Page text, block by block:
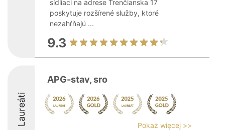
sídliaci na adrese Trenčianska 17
poskytuje rozšírené služby, ktoré
nezahŕňajú ...
9.3
Laureáti
APG-stav, sro
Pokaż więcej >>